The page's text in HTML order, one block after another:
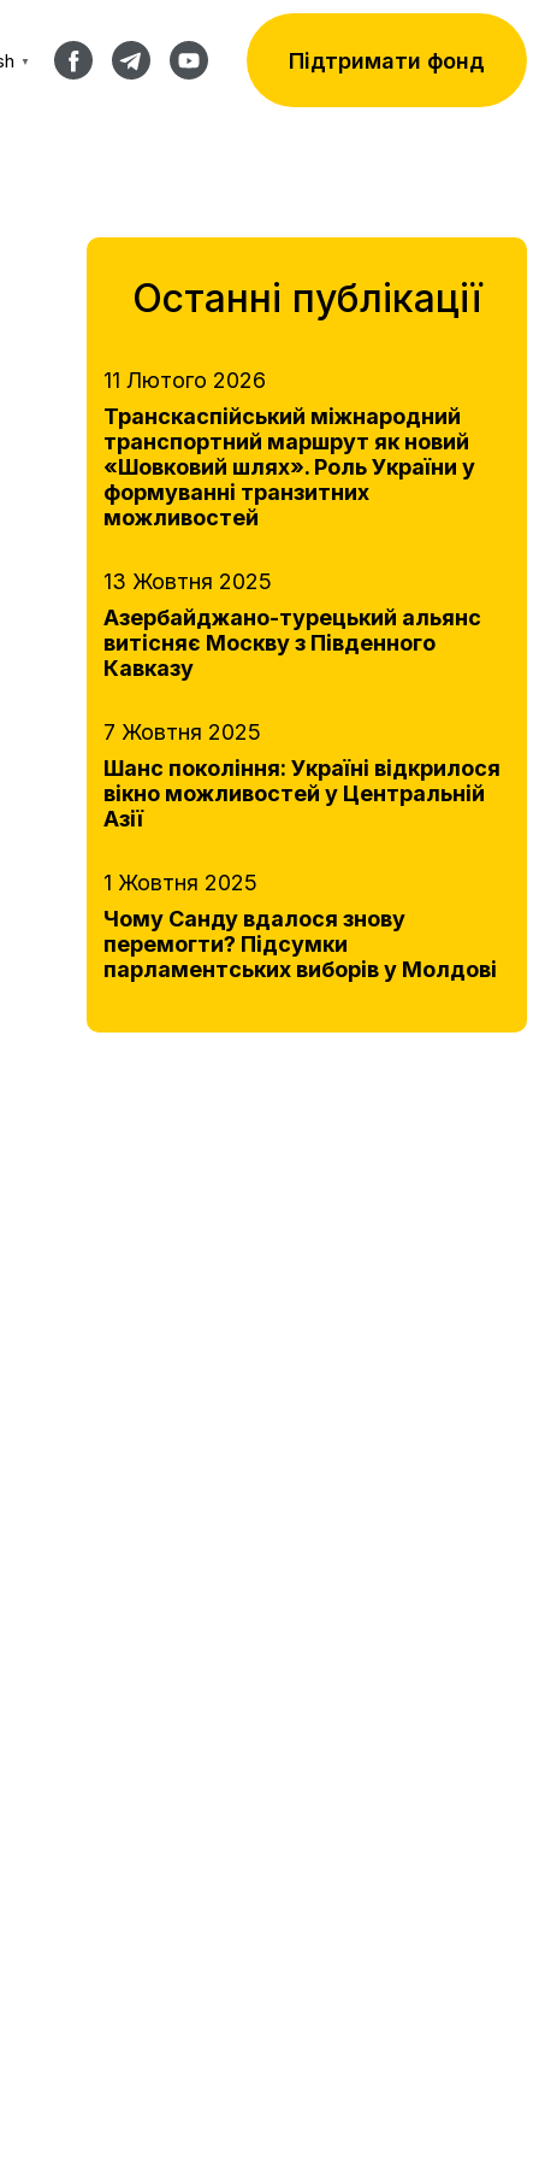
▼ Підтримати фонд
Останні публікації
11 Лютого 2026
Транскаспійський міжнародний
транспортний маршрут як новий
«Шовковий шлях». Роль України у
формуванні транзитних
можливостей
13 Жовтня 2025
Азербайджано-турецький альянс
витісняє Москву з Південного
Кавказу
7 Жовтня 2025
Шанс покоління: Україні відкрилося
вікно можливостей у Центральній
Азії
1 Жовтня 2025
Чому Санду вдалося знову
перемогти? Підсумки
парламентських виборів у Молдові